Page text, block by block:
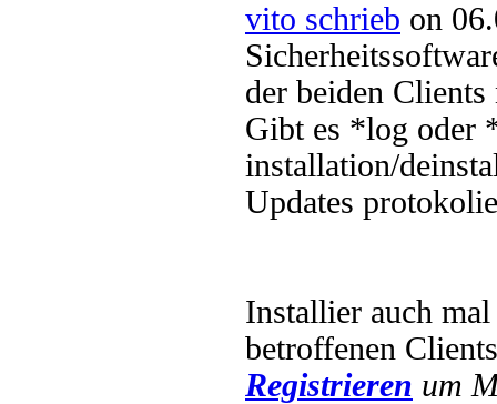
vito schrieb on
der beiden
Gibt es *log oder
installation/
Updates
Installier auch
betroffenen
Registrieren um